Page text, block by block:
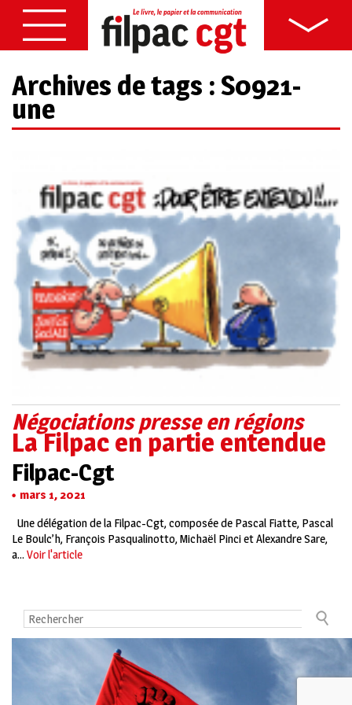
Archives de tags : S0921-
une
Négociations presse en régions
La Filpac en partie entendue
Filpac-Cgt
mars 1, 2021
Une délégation de la Filpac-Cgt, composée de Pascal Fiatte, Pascal
Le Boulc’h, François Pasqualinotto, Michaël Pinci et Alexandre Sare,
a... Voir l'article
Mentions légales
La CGT
Publication Annuelle des Comptes des Syndicats